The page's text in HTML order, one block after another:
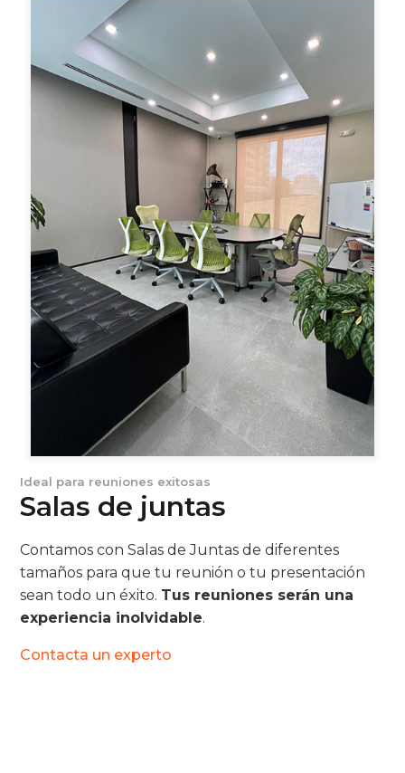
Ideal para reuniones exitosas
Salas de juntas
Contamos con Salas de Juntas de diferentes
tamaños para que tu reunión o tu presentación
sean todo un éxito. Tus reuniones serán una
experiencia inolvidable.
Contacta un experto